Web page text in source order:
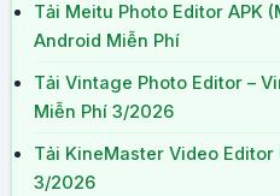
Tải Meitu Photo Editor APK
Android Miễn Phí
Tải Vintage Photo Editor –
Miễn Phí 3/2026
Tải KineMaster Video
3/2026